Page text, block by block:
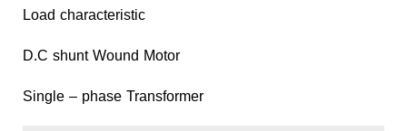
Load characteristic
D.C shunt Wound Motor
Single – phase Transformer